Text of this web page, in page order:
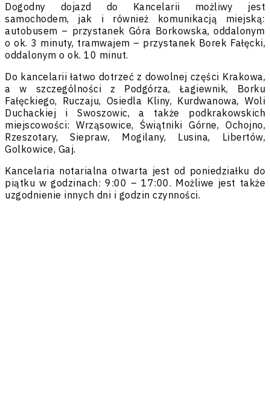
Dogodny dojazd do Kancelarii możliwy jest
samochodem, jak i również komunikacją miejską:
autobusem – przystanek Góra Borkowska, oddalonym
o ok. 3 minuty, tramwajem – przystanek Borek Fałęcki,
oddalonym o ok. 10 minut.
Do kancelarii łatwo dotrzeć z dowolnej części Krakowa,
a w szczególności z Podgórza, Łagiewnik, Borku
Fałęckiego, Ruczaju, Osiedla Kliny, Kurdwanowa, Woli
Duchackiej i Swoszowic, a także podkrakowskich
miejscowości: Wrząsowice, Świątniki Górne, Ochojno,
Rzeszotary, Siepraw, Mogilany, Lusina, Libertów,
Golkowice, Gaj.
Kancelaria notarialna otwarta jest od poniedziałku do
piątku w godzinach: 9:00 – 17:00. Możliwe jest także
uzgodnienie innych dni i godzin czynności.